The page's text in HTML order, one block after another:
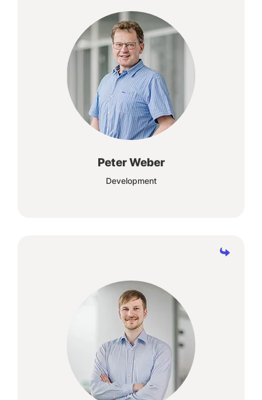
Peter Weber
Development
Coding, Zahlen und Auswertungen, hier fühle
ich mich wohl.
Die vielfältigen Anforderungen unserer
Kunden verstehen und perfekte Lösungen
entwickeln, das ist der Anspruch an uns